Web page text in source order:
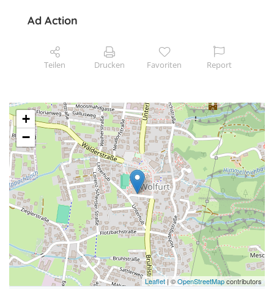
Ad Action
Teilen Drucken Favoriten Report
+
−
Leaflet | ©OpenStreetMapcontributors